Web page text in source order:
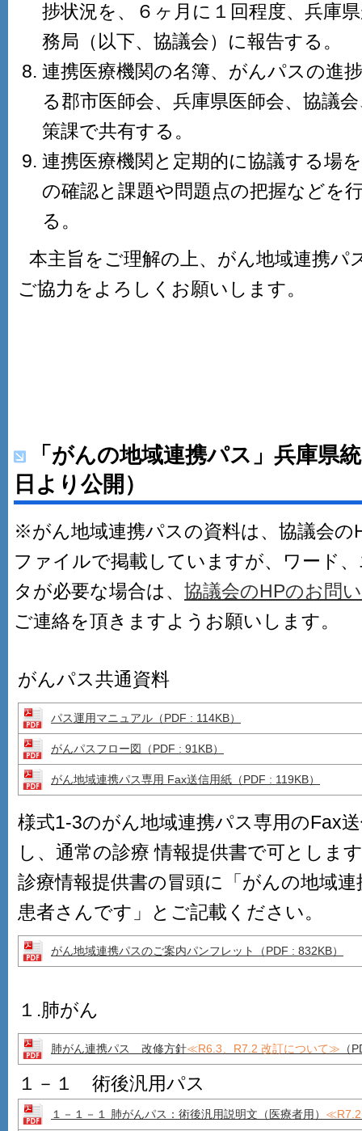
捗状況を、６ヶ月に１回程度、兵庫
務局（以下、協議会）に報告する。
連携医療機関の名簿、がんパスの進
る郡市医師会、兵庫県医師会、協議
策課で共有する。
連携医療機関と定期的に協議する場
の確認と課題や問題点の把握などを
る。
本主旨をご理解の上、がん地域連携パ
ご協力をよろしくお願いします。
「がんの地域連携パス」兵庫県
日より公開）
※がん地域連携パスの資料は、協議会の
ファイルで掲載していますが、ワード
タが必要な場合は、 協議会のHPのお問
ご連絡を頂きますようお願いします。
がんパス共通資料
パス運用マニュアル （PDF : 114KB）
がんパスフロー図（PDF : 91KB）
がん地域連携パス専用 Fax送信用紙 （PDF : 119KB）
様式1-3のがん地域連携パス専用のFax
し、通常の診療 情報提供書で可としま
診療情報提供書の冒頭に「がんの地域
患者さんです」とご記載ください。
がん地域連携パスのご案内パンフレット （PDF : 832KB）
１.肺がん
肺がん連携パス 改修方針≪R6.3、R7.2 改訂について≫ （
１－１ 術後汎用パス
１－１－１ 肺がんパス：術後汎用説明文（医療者用）